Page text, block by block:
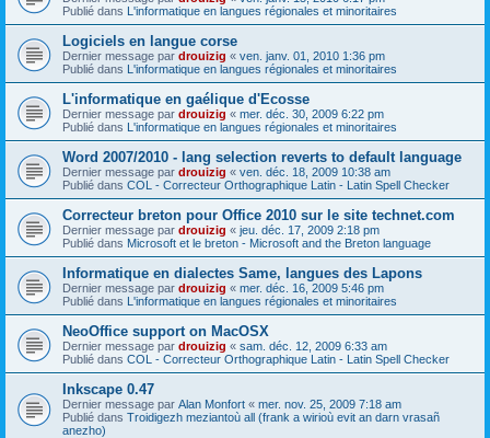
Publié dans L'informatique en langues régionales et minoritaires
Logiciels en langue corse
Dernier message par drouizig « ven. janv. 01, 2010 1:36 pm
Publié dans L'informatique en langues régionales et minoritaires
L'informatique en gaélique d'Ecosse
Dernier message par drouizig « mer. déc. 30, 2009 6:22 pm
Publié dans L'informatique en langues régionales et minoritaires
Word 2007/2010 - lang selection reverts to default language
Dernier message par drouizig « ven. déc. 18, 2009 10:38 am
Publié dans COL - Correcteur Orthographique Latin - Latin Spell Checker
Correcteur breton pour Office 2010 sur le site technet.com
Dernier message par drouizig « jeu. déc. 17, 2009 2:18 pm
Publié dans Microsoft et le breton - Microsoft and the Breton language
Informatique en dialectes Same, langues des Lapons
Dernier message par drouizig « mer. déc. 16, 2009 5:46 pm
Publié dans L'informatique en langues régionales et minoritaires
NeoOffice support on MacOSX
Dernier message par drouizig « sam. déc. 12, 2009 6:33 am
Publié dans COL - Correcteur Orthographique Latin - Latin Spell Checker
Inkscape 0.47
Dernier message par Alan Monfort « mer. nov. 25, 2009 7:18 am
Publié dans Troidigezh meziantoù all (frank a wirioù evit an darn vrasañ
anezho)